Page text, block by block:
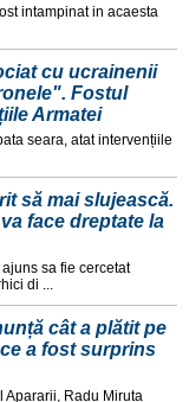
intampinat in acaesta
cu ucrainenii
Fostul
Armatei
seara, atat intervențiile
să mai slujească.
face dreptate la
sa fie cercetat
di ...
cât a plătit pe
a fost surprins
Apararii, Radu Miruța